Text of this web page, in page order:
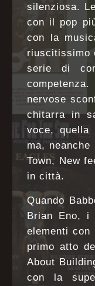
silenziosa.
con il pop
con la
riuscitissimo
serie di
nervose
chitarra in
voce, quella
ma,
Town, New
in città.
Quando
Brian Eno, i
elementi
primo atto
About
con la